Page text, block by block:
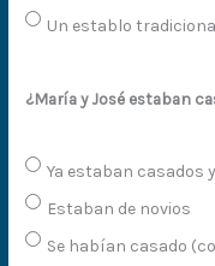
Un establo
¿María y José estaban
Ya estaban casados
Estaban de novios
Se habían casado